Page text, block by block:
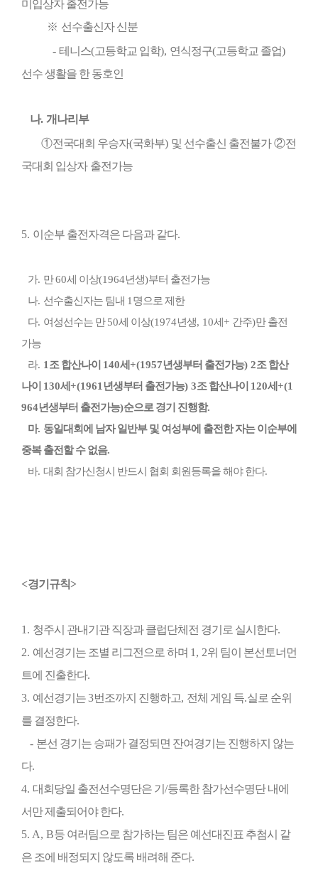
미입상자 출전가능
※ 선수출신자 신분
- 테니스(고등학교 입학), 연식정구(고등학교 졸업)
선수 생활을 한 동호인
나. 개나리부
①전국대회 우승자(국화부) 및 선수출신 출전불가 ②전
국대회 입상자 출전가능
5. 이순부 출전자격은 다음과 같다.
가. 만60세 이상(1964년생)부터 출전가능
나. 선수출신자는 팀내 1 명으로 제한
다. 여성선수는 만50세 이상(1974년생, 10세 + 간주)만 출전
가능
라. 1 조 합산나이 140세 +(1957년생부터 출전가능) 2조 합산
나이 130세 +(1961 년생부터 출전가능) 3조 합산나이 120세 +(1
964년생부터 출전가능)순으로 경기 진행함.
마. 동일대회에 남자 일반부 및 여성부에 출전한 자는 이순부에
중복 출전할 수 없음.
바. 대회 참가신청시 반드시 협회 회원등록을 해야 한다.
<경기규칙>
1. 청주시 관내기관 직장과 클럽단체전 경기로 실시한다.
2. 예선경기는 조별 리그전으로 하며 1, 2위 팀이 본선토너먼
트에 진출한다.
3. 예선경기는3번조까지 진행하고, 전체 게임 득.실로 순위
를 결정한다.
- 본선 경기는 승패가 결정되면 잔여경기는 진행하지 않는
다.
4. 대회당일 출전선수명단은 기 /등록한 참가선수명단 내에
서만 제출되어야 한다.
5. A, B등 여러팀으로 참가하는 팀은 예선대진표 추첨시 같
은 조에 배정되지 않도록 배려해 준다.